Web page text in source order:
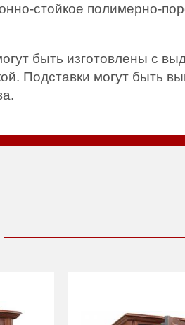
стойкое полимерно-
быть изготовлены с
Подставки могут быть